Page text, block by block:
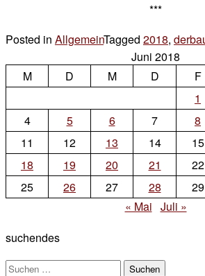
***
Posted in AllgemeinTagged 2018,
Juni 2018
M
D M D F
1
4
5 6 7 8
11
12 13 14 15
18
19 20 21 22
25
26 27 28 29
« Mai Juli »
suchendes
Suchen